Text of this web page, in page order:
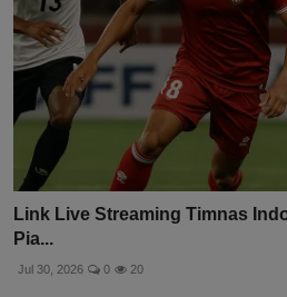
Link Live Streaming Timnas
Pia...
Jul 30, 2026 0 20